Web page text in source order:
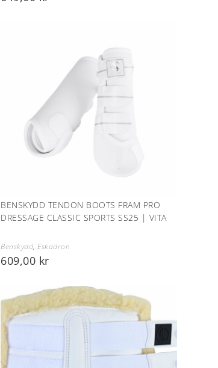
BENSKYDD TENDON BOOTS FRAM PRO
DRESSAGE CLASSIC SPORTS SS25 | VITA
Benskydd,Eskadron
609,00 kr